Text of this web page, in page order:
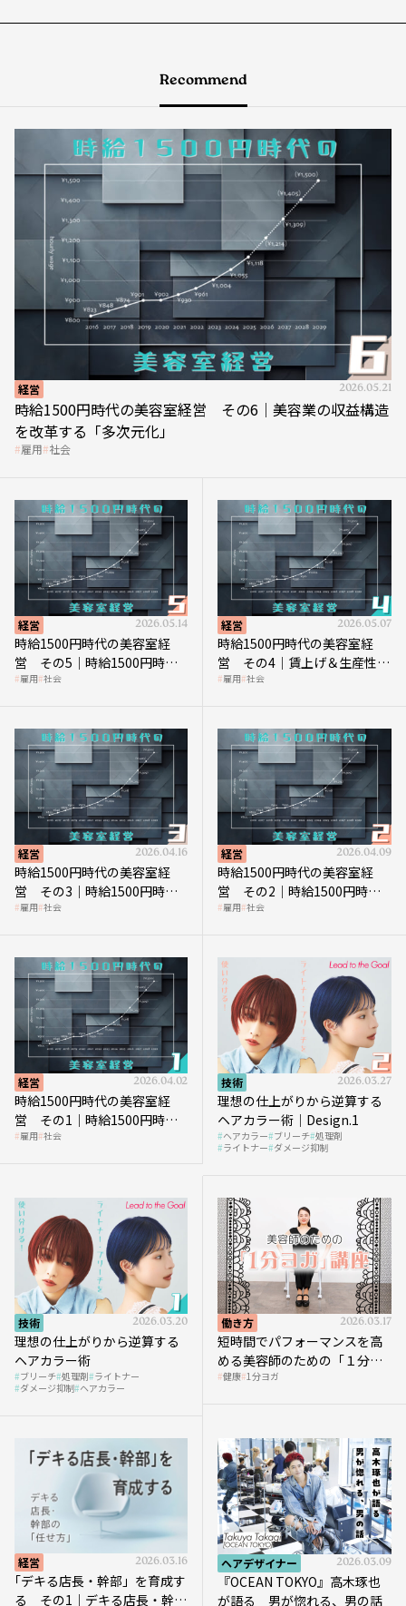
Recommend
経営 2026.05.21
時給1500円時代の美容室経営 その6｜美容業の収益構造
を改革する「多次元化」
雇用 社会
経営 2026.05.14
時給1500円時代の美容室経
営 その5｜時給1500円時代
の到来は美容業の収益構造を
雇用 社会
経営 2026.05.07
時給1500円時代の美容室経
営 その4｜賃上げ＆生産性向
上につなげる賢い助成金活用
雇用 社会
経営 2026.04.16
時給1500円時代の美容室経
営 その3｜時給1500円時
代、美容業はどのような影響
雇用 社会
経営 2026.04.09
時給1500円時代の美容室経
営 その2｜時給1500円時代
に支払う給与はいくらなのか
雇用 社会
経営 2026.04.02
時給1500円時代の美容室経
営 その1｜時給1500円時代
へ向かう社会的背景
雇用 社会
技術 2026.03.27
理想の仕上がりから逆算する
ヘアカラー術｜Design.1
ヘアカラー ブリーチ 処理剤
ライトナー ダメージ抑制
技術 2026.03.20
理想の仕上がりから逆算する
ヘアカラー術
ブリーチ 処理剤 ライトナー
ダメージ抑制 ヘアカラー
働き方 2026.03.17
短時間でパフォーマンスを高
める美容師のための「１分ヨ
ガ」講座｜実践編
健康 1分ヨガ
経営 2026.03.16
｢デキる店長・幹部」を育成す
る その1｜デキる店長・幹部
ヘアデザイナー 2026.03.09
『OCEAN TOKYO』高木琢也
が語る 男が惚れる、男の話